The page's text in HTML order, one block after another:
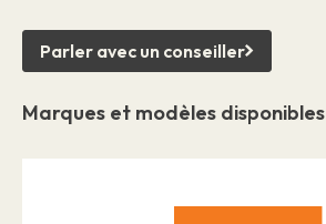
Parler avec un conseiller
Marques et modèles disponibles